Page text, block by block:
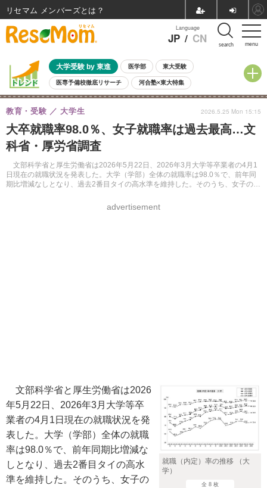
menu
Language
JP / CN search
大学受験 by 東進 医学部 東大受験
医専予備校徹底リサーチ 河合塾×東大特集
親子で考える大学選び 高校受験 中学受験 小学校受験
共通テスト 夏休み
8月開催イベント・WS 全国公立高校 過去問 人気記事
自由研究教材（小学生向け）
大卒就職率98.0％、女子就職率は過去最高…文
科省・厚労省調査
文部科学省と厚生労働省は2026年5月22日、2026年3月大学等卒業者の4月1
日現在の就職状況を発表した。大学（学部）全体の就職率は98.0％で、前年同
期比増減なしとなり、過去2番目タイの高水準を維持した。そのうち、女子の就
教育・受験 大学生
advertisement
2026.5.25 Mon 15:15
就職（内定）率の推移 （大
学）
全 8 枚
文部科学省と厚生労働省は2026
年5月22日、2026年3月大学等卒
業者の4月1日現在の就職状況を発
表した。大学（学部）全体の就職
率は98.0％で、前年同期比増減な
しとなり、過去2番目タイの高水
準を維持した。そのうち、女子の
リセマム メンバーズ